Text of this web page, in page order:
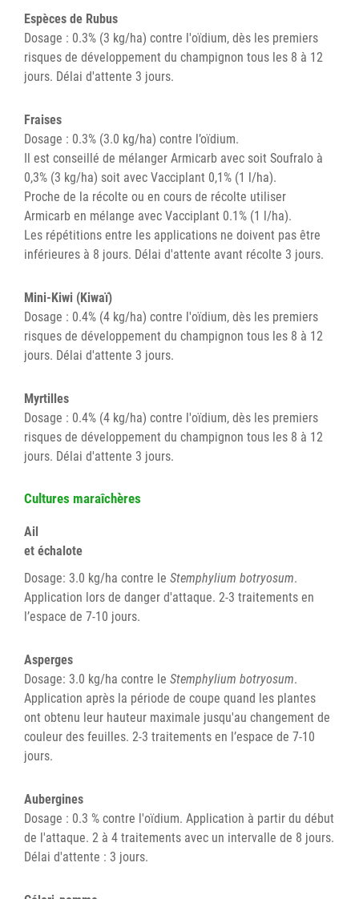
Espèces de Rubus
Dosage : 0.3% (3 kg/ha) contre l'oïdium, dès les premiers
risques de développement du champignon tous les 8 à 12
jours. Délai d'attente 3 jours.
Fraises
Dosage : 0.3% (3.0 kg/ha) contre l’oïdium.
Il est conseillé de mélanger Armicarb avec soit Soufralo à
0,3% (3 kg/ha) soit avec Vacciplant 0,1% (1 l/ha).
Proche de la récolte ou en cours de récolte utiliser
Armicarb en mélange avec Vacciplant 0.1% (1 l/ha).
Les répétitions entre les applications ne doivent pas être
inférieures à 8 jours. Délai d'attente avant récolte 3 jours.
Mini-Kiwi (Kiwaï)
Dosage : 0.4% (4 kg/ha) contre l'oïdium, dès les premiers
risques de développement du champignon tous les 8 à 12
jours. Délai d'attente 3 jours.
Myrtilles
Dosage : 0.4% (4 kg/ha) contre l'oïdium, dès les premiers
risques de développement du champignon tous les 8 à 12
jours. Délai d'attente 3 jours.
Cultures maraîchères
Ail
et échalote
Dosage: 3.0 kg/ha contre le Stemphylium botryosum.
Application lors de danger d'attaque. 2-3 traitements en
l’espace de 7-10 jours.
Asperges
Dosage: 3.0 kg/ha contre le Stemphylium botryosum.
Application après la période de coupe quand les plantes
ont obtenu leur hauteur maximale jusqu'au changement de
couleur des feuilles. 2-3 traitements en l’espace de 7-10
jours.
Aubergines
Dosage : 0.3 % contre l'oïdium. Application à partir du début
de l'attaque. 2 à 4 traitements avec un intervalle de 8 jours.
Délai d'attente : 3 jours.